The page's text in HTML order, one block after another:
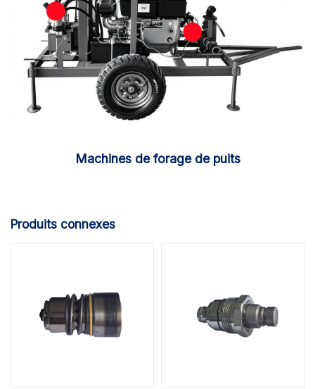
Machines de forage de puits
Produits connexes